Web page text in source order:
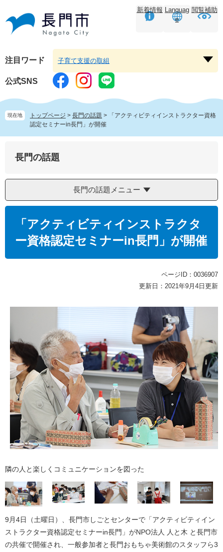
頭
す。
飛
し
本
文
へ
新着情報 Languag
e
閲覧補助
注目ワード
ー
を
子育て支援の取組
公式SNS
現在地 トップページ > 長門の話題 >
「アクティビティインストラクター資格
認定セミナーin長門」が開催
長門の話題
長門の話題メニュー
「アクティビティインストラクタ
ー資格認定セミナーin長門」が開催
ページID：0036907
更新日：2021年9月4日更新
隣の人と楽しくコミュニケーションを図った
9月4日（土曜日）、長門市しごとセンターで「アクティビティイン
ストラクター資格認定セミナーin長門」がNPO法人 人と木 と長門市
の共催で開催され、一般参加者と長門おもちゃ美術館のスタッフら3